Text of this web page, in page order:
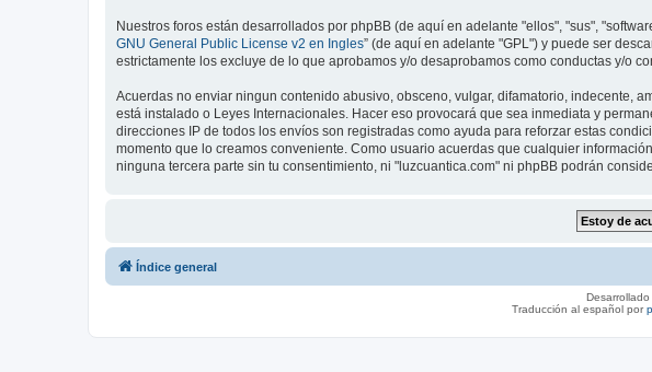
Nuestros foros están desarrollados por phpBB (de aquí en adelante "ellos", "sus",
GNU General Public License v2 en Ingles” (de aquí en adelante "GPL") y puede ser
estrictamente los excluye de lo que aprobamos y/o desaprobamos como conductas y/o
Acuerdas no enviar ningun contenido abusivo, obsceno, vulgar, difamatorio, indecente,
está instalado o Leyes Internacionales. Hacer eso provocará que sea inmediata y
direcciones IP de todos los envíos son registradas como ayuda para reforzar estas
momento que lo creamos conveniente. Como usuario acuerdas que cualquier
ninguna tercera parte sin tu consentimiento, ni "luzcuantica.com" ni phpBB podrán
Índice general
Traducción al español por